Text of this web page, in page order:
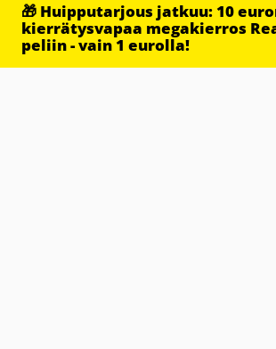
🎁 Huipputarjous jatkuu: 10
kierrätysvapaa megakierros
peliin - vain 1 eurolla!